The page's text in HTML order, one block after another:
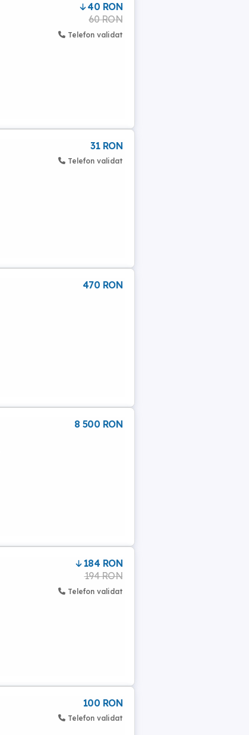
40 RON
60 RON
Telefon validat
31 RON
Telefon validat
470 RON
8 500 RON
184 RON
194 RON
Telefon validat
100 RON
Telefon validat